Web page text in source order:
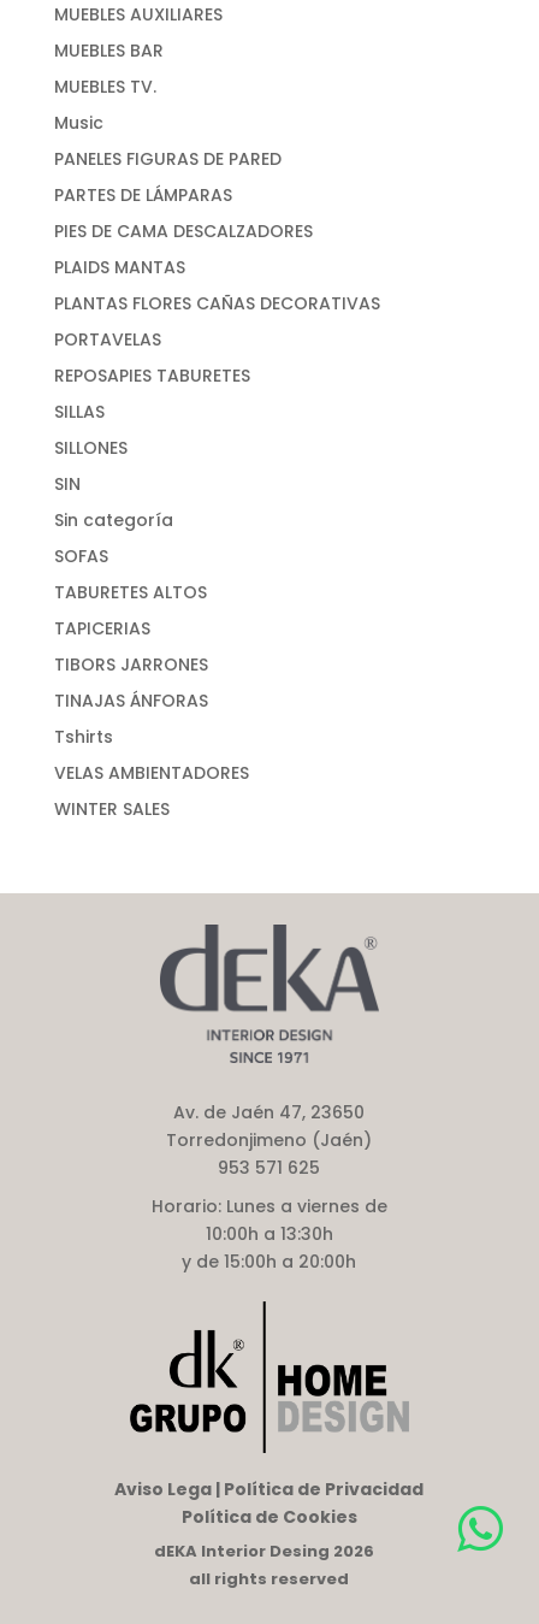
MUEBLES AUXILIARES
MUEBLES BAR
MUEBLES TV.
Music
PANELES FIGURAS DE PARED
PARTES DE LÁMPARAS
PIES DE CAMA DESCALZADORES
PLAIDS MANTAS
PLANTAS FLORES CAÑAS DECORATIVAS
PORTAVELAS
REPOSAPIES TABURETES
SILLAS
SILLONES
SIN
Sin categoría
SOFAS
TABURETES ALTOS
TAPICERIAS
TIBORS JARRONES
TINAJAS ÁNFORAS
Tshirts
VELAS AMBIENTADORES
WINTER SALES
Av. de Jaén 47, 23650
Torredonjimeno (Jaén)
953 571 625
Horario:Lunes a viernes de
10:00h a 13:30h
y de 15:00h a 20:00h
Aviso Lega | Política de Privacidad
Política de Cookies
dEKA Interior Desing 2026
all rights reserved